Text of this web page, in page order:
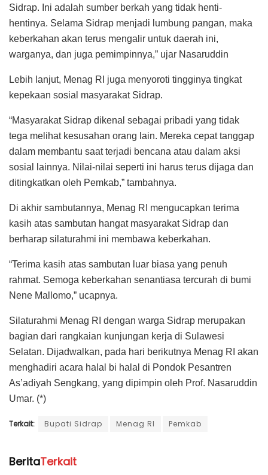
Sidrap. Ini adalah sumber berkah yang tidak henti-
hentinya. Selama Sidrap menjadi lumbung pangan, maka
keberkahan akan terus mengalir untuk daerah ini,
warganya, dan juga pemimpinnya,” ujar Nasaruddin
Lebih lanjut, Menag RI juga menyoroti tingginya tingkat
kepekaan sosial masyarakat Sidrap.
“Masyarakat Sidrap dikenal sebagai pribadi yang tidak
tega melihat kesusahan orang lain. Mereka cepat tanggap
dalam membantu saat terjadi bencana atau dalam aksi
sosial lainnya. Nilai-nilai seperti ini harus terus dijaga dan
ditingkatkan oleh Pemkab,” tambahnya.
Di akhir sambutannya, Menag RI mengucapkan terima
kasih atas sambutan hangat masyarakat Sidrap dan
berharap silaturahmi ini membawa keberkahan.
“Terima kasih atas sambutan luar biasa yang penuh
rahmat. Semoga keberkahan senantiasa tercurah di bumi
Nene Mallomo,” ucapnya.
Silaturahmi Menag RI dengan warga Sidrap merupakan
bagian dari rangkaian kunjungan kerja di Sulawesi
Selatan. Dijadwalkan, pada hari berikutnya Menag RI akan
menghadiri acara halal bi halal di Pondok Pesantren
As’adiyah Sengkang, yang dipimpin oleh Prof. Nasaruddin
Umar. (*)
Terkait: Bupati Sidrap Menag RI Pemkab
BeritaTerkait